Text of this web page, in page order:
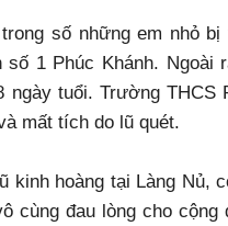
số những em nhỏ
1 Phúc Khánh. Ngoài
tuổi. Trường THCS
mất tích do lũ quét.
kinh hoàng tại Làng Nủ,
cùng đau lòng cho cộng